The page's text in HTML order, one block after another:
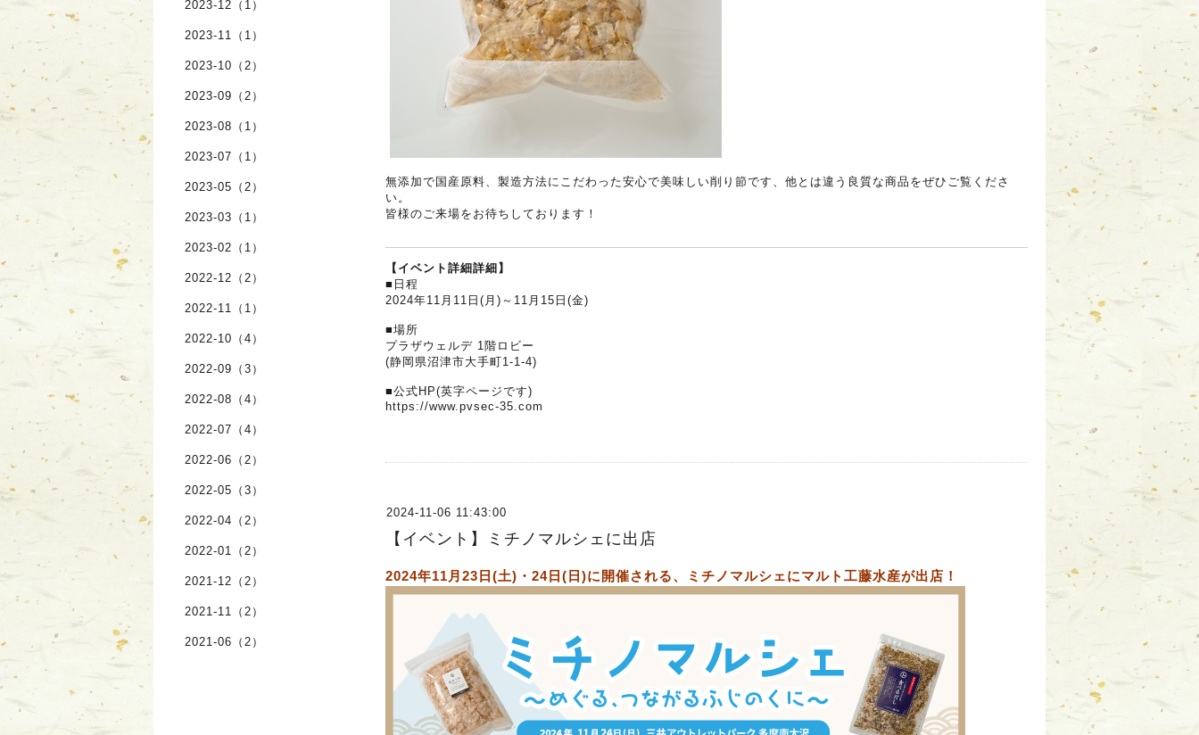
無添加で国産原料、製造方法にこだわった安心で美味しい削り節です、他とは違う良質な商品をぜひご覧くださ
い。
皆様のご来場をお待ちしております！
【イベント詳細詳細】
■日程
2024年11月11日(月)～11月15日(金)
■場所
プラザウェルデ 1階ロビー
(静岡県沼津市大手町1-1-4)
■公式HP(英字ページです)
https://www.pvsec-35.com
2024-11-06 11:43:00
【イベント】ミチノマルシェに出店
2024年11月23日(土)・24日(日)に開催される、ミチノマルシェにマルト工藤水産が出店！
2023-12（1）
2023-11（1）
2023-10（2）
2023-09（2）
2023-08（1）
2023-07（1）
2023-05（2）
2023-03（1）
2023-02（1）
2022-12（2）
2022-11（1）
2022-10（4）
2022-09（3）
2022-08（4）
2022-07（4）
2022-06（2）
2022-05（3）
2022-04（2）
2022-01（2）
2021-12（2）
2021-11（2）
2021-06（2）